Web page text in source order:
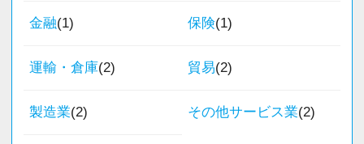
★
よく働ける環境づくりを大切にしています。
金融(1) 保険(1)
運輸・倉庫(2) 貿易(2)
製造業(2) その他サービス業(2)